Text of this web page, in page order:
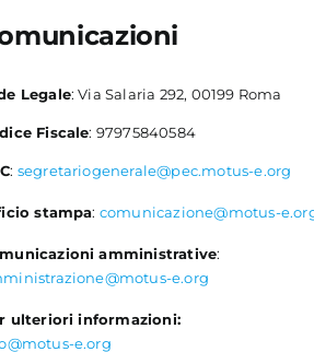
Legale: Via Salaria 292, 00199 Roma
Fiscale: 97975840584
: segretariogenerale@pec.motus-e.org
stampa: comunicazione@motus-
amministrative:
e.org
ulteriori informazioni:
e.org